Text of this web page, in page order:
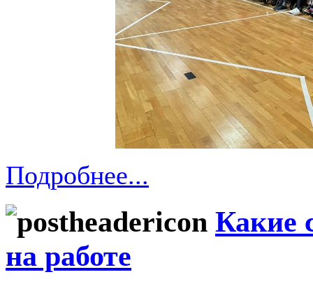
Подробнее...
Какие
на работе